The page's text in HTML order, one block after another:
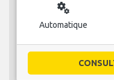
miscellaneous_services
Automatique